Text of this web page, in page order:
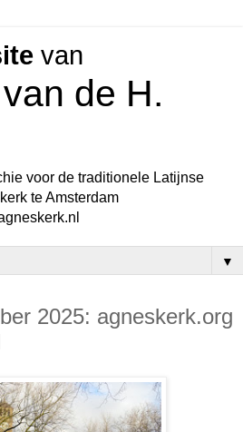
van
de H.
voor de traditionele Latijnse
te Amsterdam
▼
2025: agneskerk.org